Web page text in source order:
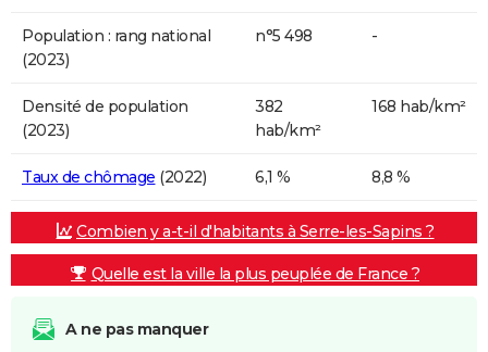
Population : rang national
(2023)
n°5 498 -
Densité de population
(2023)
382
hab/km²
168 hab/km²
Taux de chômage (2022) 6,1 % 8,8 %
Combien y a-t-il d'habitants à Serre-les-Sapins ?
Quelle est la ville la plus peuplée de France ?
A ne pas manquer